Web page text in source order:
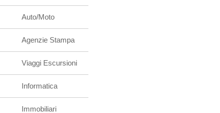
Auto/Moto
Agenzie Stampa
Viaggi Escursioni
Informatica
Immobiliari